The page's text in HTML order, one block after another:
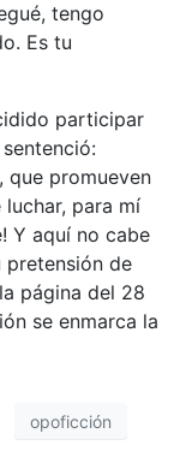
tengo
Es tu
participar
que promueven
para mí
Y aquí no cabe
pretensión de
página del 28
se enmarca la
opoficción